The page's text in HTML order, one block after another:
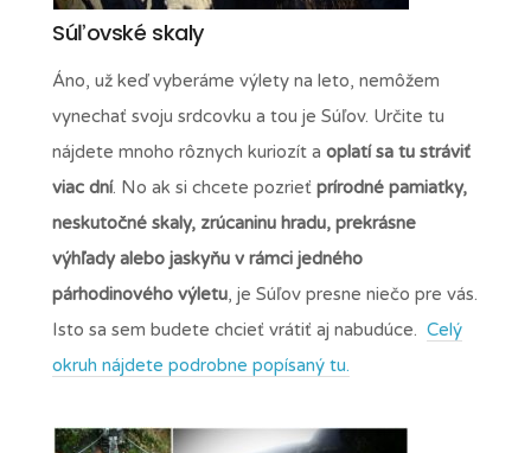
Súľovské skaly
Áno, už keď vyberáme výlety na leto, nemôžem
vynechať svoju srdcovku a tou je Súľov. Určite tu
nájdete mnoho rôznych kuriozít a oplatí sa tu stráviť
viac dní. No ak si chcete pozrieť prírodné pamiatky,
neskutočné skaly, zrúcaninu hradu, prekrásne
výhľady alebo jaskyňu v rámci jedného
párhodinového výletu, je Súľov presne niečo pre vás.
Isto sa sem budete chcieť vrátiť aj nabudúce. Celý
okruh nájdete podrobne popísaný tu.